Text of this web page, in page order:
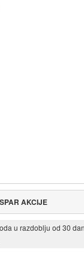
AKCIJE
u razdoblju od 30